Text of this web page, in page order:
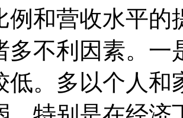
例和营收水平的
多不利因素。一
低。多以个人和